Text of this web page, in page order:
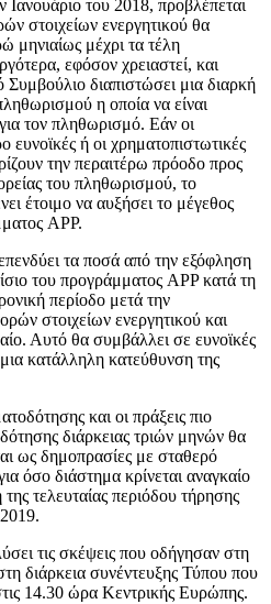
του 2018, προβλέπεται
στοιχείων ενεργητικού θα
μηνιαίως μέχρι τα τέλη
εφόσον χρειαστεί, και
Συμβούλιο διαπιστώσει μια διαρκή
η οποία να είναι
τον πληθωρισμό. Εάν οι
ευνοϊκές ή οι χρηματοπιστωτικές
την περαιτέρω πρόοδο προς
του πληθωρισμού, το
έτοιμο να αυξήσει το μέγεθος
APP.
τα ποσά από την εξόφληση
του προγράμματος APP κατά τη
περίοδο μετά την
στοιχείων ενεργητικού και
Αυτό θα συμβάλλει σε ευνοϊκές
κατάλληλη κατεύθυνση της
και οι πράξεις πιο
διάρκειας τριών μηνών θα
ως δημοπρασίες με σταθερό
όσο διάστημα κρίνεται αναγκαίο
τελευταίας περιόδου τήρησης
τις σκέψεις που οδήγησαν στη
διάρκεια συνέντευξης Τύπου που
14.30 ώρα Κεντρικής Ευρώπης.